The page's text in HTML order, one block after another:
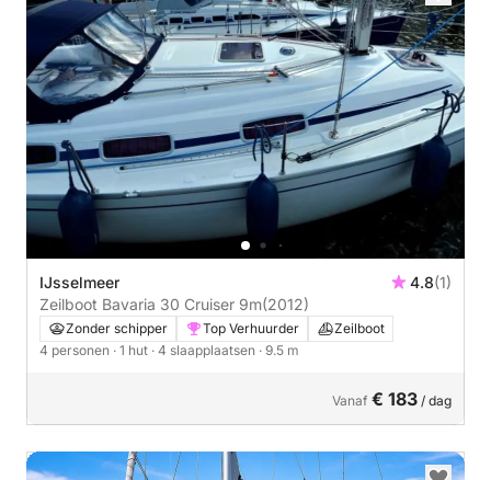
IJsselmeer 4.8(1)
Zeilboot Bavaria 30 Cruiser 9m(2012)
Zonder schipper Top Verhuurder
Zeilboot
4 personen · 1 hut · 4 slaapplaatsen · 9.5 m
Vanaf € 183 / dag